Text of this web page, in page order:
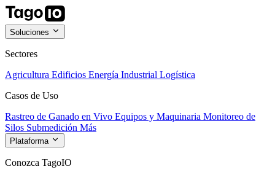
Soluciones
Sectores
Agricultura Edificios Energía Industrial Logística
Casos de Uso
Rastreo de Ganado en Vivo Equipos y Maquinaria Monitoreo de
Silos Submedición Más
Plataforma
Conozca TagoIO